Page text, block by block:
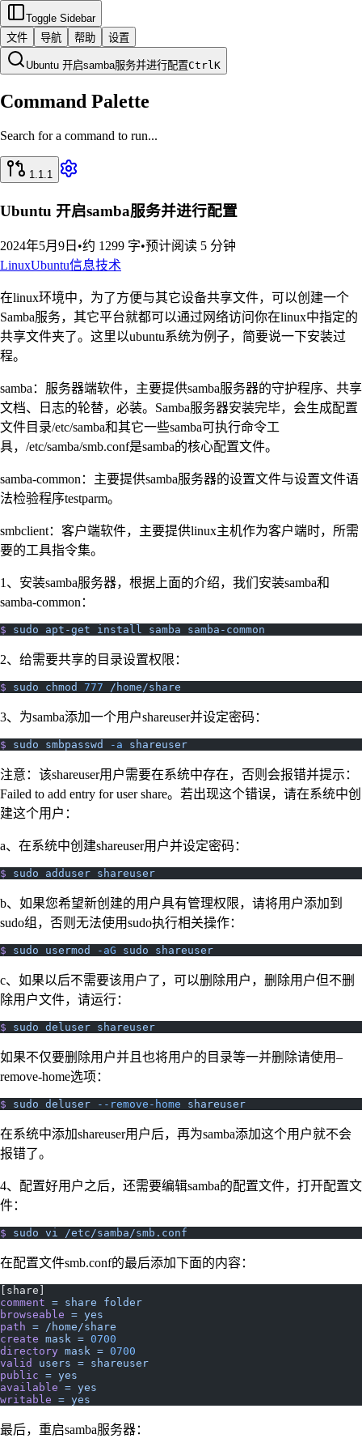
Toggle Sidebar
文件
导航 帮助 设置
Ubuntu 开启samba服务并进行配置CtrlK
Command Palette
Search for a command to run...
1.1.1
Ubuntu 开启samba服务并进行配置
2024年5月9日 •约 1299 字•预计阅读 5 分钟
LinuxUbuntu信息技术
在linux环境中，为了方便与其它设备共享文件，可以创建一个
Samba服务，其它平台就都可以通过网络访问你在linux中指定的
共享文件夹了。这里以ubuntu系统为例子，简要说一下安装过
程。
samba：服务器端软件，主要提供samba服务器的守护程序、共享
文档、日志的轮替，必装。Samba服务器安装完毕，会生成配置
文件目录/etc/samba和其它一些samba可执行命令工
具，/etc/samba/smb.conf是samba的核心配置文件。
samba-common：主要提供samba服务器的设置文件与设置文件语
法检验程序testparm。
smbclient：客户端软件，主要提供linux主机作为客户端时，所需
要的工具指令集。
1、安装samba服务器，根据上面的介绍，我们安装samba和
samba-common：
$ sudo apt-get install samba samba-common
2、给需要共享的目录设置权限：
$ sudo chmod 777 /home/share
3、为samba添加一个用户shareuser并设定密码：
$ sudo smbpasswd -a shareuser
注意：该shareuser用户需要在系统中存在，否则会报错并提示：
Failed to add entry for user share。若出现这个错误，请在系统中创
建这个用户：
a、在系统中创建shareuser用户并设定密码：
$ sudo adduser shareuser
b、如果您希望新创建的用户具有管理权限，请将用户添加到
sudo组，否则无法使用sudo执行相关操作：
$ sudo usermod -aG sudo shareuser
c、如果以后不需要该用户了，可以删除用户，删除用户但不删
除用户文件，请运行：
$ sudo deluser shareuser
如果不仅要删除用户并且也将用户的目录等一并删除请使用–
remove-home选项：
$ sudo deluser --remove-home shareuser
在系统中添加shareuser用户后，再为samba添加这个用户就不会
报错了。
4、配置好用户之后，还需要编辑samba的配置文件，打开配置文
件：
$ sudo vi /etc/samba/smb.conf
在配置文件smb.conf的最后添加下面的内容：
[share]
comment = share folder
browseable = yes
path = /home/share
create mask = 0700
directory mask = 0700
valid
users = shareuser
public = yes
available = yes
writable = yes
最后，重启samba服务器：